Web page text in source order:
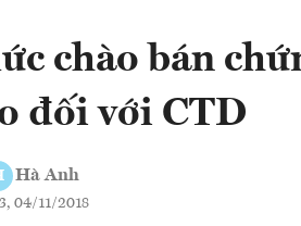
chào bán
đối với CTD
Hà Anh
04/11/2018